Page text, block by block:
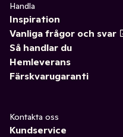
Handla
Inspiration
Vanliga frågor och svar
Så handlar du
Hemleverans
Färskvarugaranti
Kontakta oss
Kundservice